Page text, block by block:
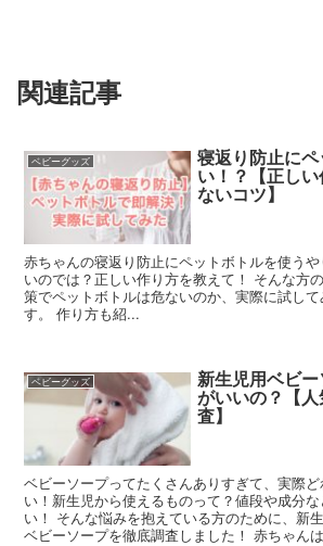
関連記事
ベビーグッズ 寝返り防止に
い！？【正し
ないコツ】
赤ちゃんの寝返り防止にペットボトルを使う
いのでは？正しい作り方を教えて！ そんな方
策でペットボトルは危ないのか、実際に試し
す。 作り方も紹...
ベビーグッズ 新生児用ベビ
がいいの？【
査】
ベビーソープってたくさんありすぎて、実際
い！新生児から使えるものって？値段や成分
い！ そんな悩みを抱えている方のために、新
ベビーソープを徹底調査しました！ 赤ちゃん